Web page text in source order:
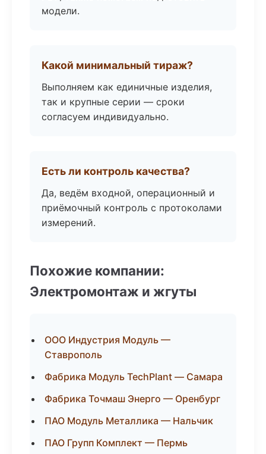
модели.
Какой минимальный тираж?
Выполняем как единичные изделия,
так и крупные серии — сроки
согласуем индивидуально.
Есть ли контроль качества?
Да, ведём входной, операционный и
приёмочный контроль с протоколами
измерений.
Похожие компании:
Электромонтаж и жгуты
ООО Индустрия Модуль —
Ставрополь
Фабрика Модуль TechPlant — Самара
Фабрика Точмаш Энерго — Оренбург
ПАО Модуль Металлика — Нальчик
ПАО Групп Комплект — Пермь